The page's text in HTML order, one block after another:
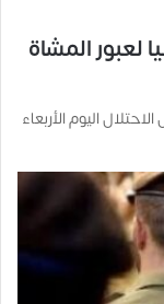
لعبور المشاة
اليوم الأربعاء